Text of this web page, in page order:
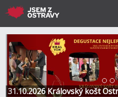
31.10.2026 Královský košt
Předchozí